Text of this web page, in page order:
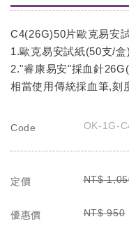
C4(26G)50片歐克易安
1.歐克易安試紙(50支/
2."睿康易安"採血針
相當使用傳統採血筆,刻
Code OK-1G-
定價 NT$
優惠價 NT$ 950